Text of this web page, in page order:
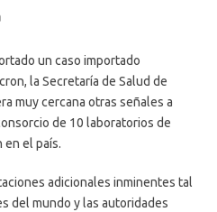
un caso importado
la Secretaría de Salud de
muy cercana otras señales a
de 10 laboratorios de
en el país.
adicionales inminentes tal
del mundo y las autoridades